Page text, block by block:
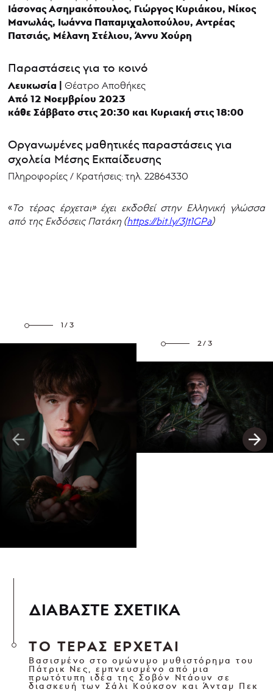
Ιάσονας Ασημακόπουλος, Γιώργος Κυριάκου, Νίκος
Μανωλάς, Ιωάννα Παπαμιχαλοπούλου, Αντρέας
Πατσιάς, Μέλανη Στέλιου, Άννυ Χούρη
Παραστάσεις για το κοινό
Λευκωσία |Θέατρο Αποθήκες
Από 12 Νοεμβρίου 2023
κάθε Σάββατο στις 20:30 και Κυριακή στις 18:00
Οργανωμένες μαθητικές παραστάσεις για
σχολεία Μέσης Εκπαίδευσης
Πληροφορίες / Κρατήσεις: τηλ. 22864330
«To τέρας έρχεται» έχει εκδοθεί στην Ελληνική γλώσσα
από της Εκδόσεις Πατάκη (https://bit.ly/3Jt1GPa)
1/3
2/3
ΔΙΑΒΑΣΤΕ ΣΧΕΤΙΚΑ
ΤΟ ΤΕΡΑΣ ΕΡΧΕΤΑΙ
Βασισμένο στο ομώνυμο μυθιστόρημα του
Πάτρικ Νες, εμπνευσμένο από μια
πρωτότυπη ιδέα της Σοβόν Ντάουν σε
διασκευή των Σάλι Κούκσον και Άνταμ Πεκ